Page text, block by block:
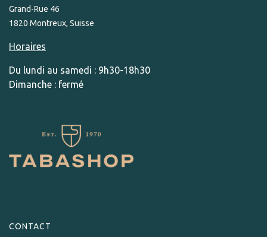
Grand-Rue 46
1820 Montreux, Suisse
Horaires
Du lundi au samedi : 9h30-18h30
Dimanche : fermé
CONTACT